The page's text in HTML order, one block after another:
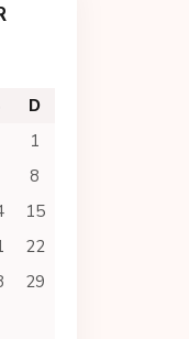
D
1
8
15
22
29